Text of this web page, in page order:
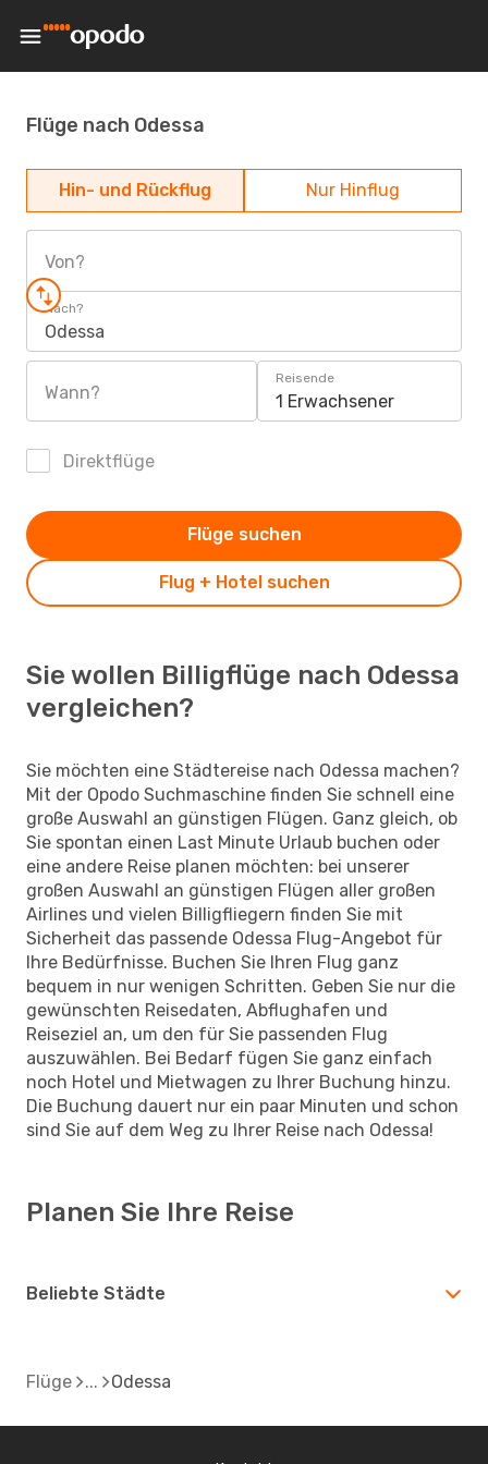
Flüge nach Odessa
Hin- und Rückflug Nur Hinflug
Von?
Nach?
Odessa
Wann?
Reisende
1 Erwachsener
Direktflüge
Flug + Hotel suchen
Flüge suchen
Sie wollen Billigflüge nach Odessa
vergleichen?
Sie möchten eine Städtereise nach Odessa machen?
Mit der Opodo Suchmaschine finden Sie schnell eine
große Auswahl an günstigen Flügen. Ganz gleich, ob
Sie spontan einen Last Minute Urlaub buchen oder
eine andere Reise planen möchten: bei unserer
großen Auswahl an günstigen Flügen aller großen
Airlines und vielen Billigfliegern finden Sie mit
Sicherheit das passende Odessa Flug-Angebot für
Ihre Bedürfnisse. Buchen Sie Ihren Flug ganz
bequem in nur wenigen Schritten. Geben Sie nur die
gewünschten Reisedaten, Abflughafen und
Reiseziel an, um den für Sie passenden Flug
auszuwählen. Bei Bedarf fügen Sie ganz einfach
noch Hotel und Mietwagen zu Ihrer Buchung hinzu.
Die Buchung dauert nur ein paar Minuten und schon
sind Sie auf dem Weg zu Ihrer Reise nach Odessa!
Planen Sie Ihre Reise
Beliebte Städte
Flüge Odessa